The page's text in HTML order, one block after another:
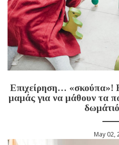
Επιχείρηση… «σκούπα»!
μαμάς για να μάθουν τα
May 02,